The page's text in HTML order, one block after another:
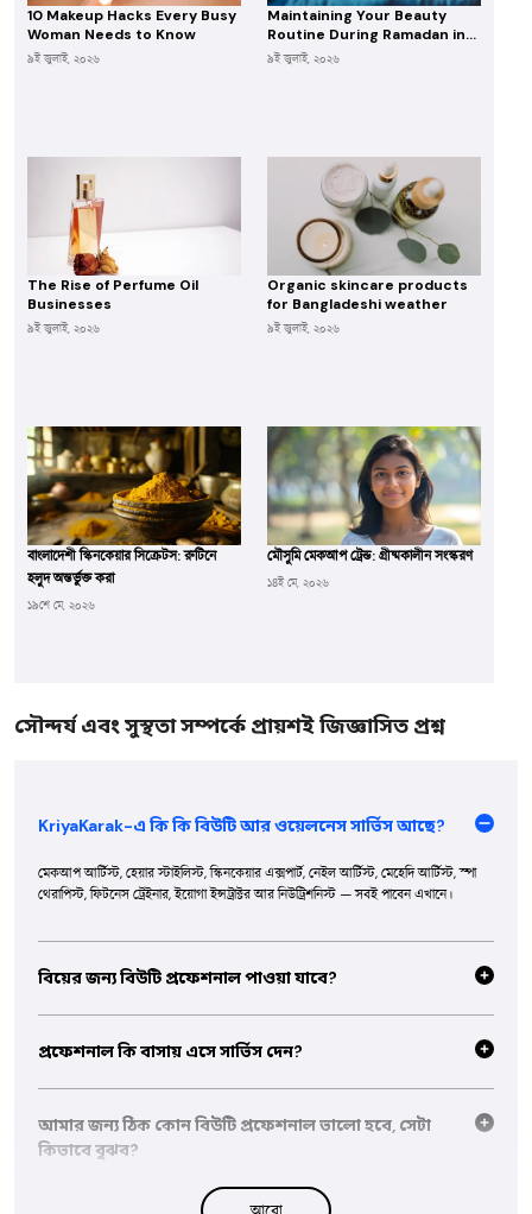
10 Makeup Hacks Every Busy
Woman Needs to Know
৯ই জুলাই, ২০২৬
Maintaining Your Beauty
Routine During Ramadan in
Bangladesh
৯ই জুলাই, ২০২৬
The Rise of Perfume Oil
Businesses
৯ই জুলাই, ২০২৬
Organic skincare products
for Bangladeshi weather
৯ই জুলাই, ২০২৬
বাংলাদেশী স্কিনকেয়ার সিক্রেটস: রুটিনে
হলুদ অন্তর্ভুক্ত করা
১৯শে মে, ২০২৬
মৌসুমি মেকআপ ট্রেন্ড: গ্রীষ্মকালীন সংস্করণ
১৪ই মে, ২০২৬
সৌন্দর্য এবং সুস্থতা সম্পর্কে প্রায়শই জিজ্ঞাসিত প্রশ্ন
KriyaKarak-এ কি কি বিউটি আর ওয়েলনেস সার্ভিস আছে?
মেকআপ আর্টিস্ট, হেয়ার স্টাইলিস্ট, স্কিনকেয়ার এক্সপার্ট, নেইল আর্টিস্ট, মেহেদি আর্টিস্ট, স্পা
থেরাপিস্ট, ফিটনেস ট্রেইনার, ইয়োগা ইন্সট্রাক্টর আর নিউট্রিশনিস্ট — সবই পাবেন এখানে।
বিয়ের জন্য বিউটি প্রফেশনাল পাওয়া যাবে?
এক্সপার্ট। তাদের ব্রাইডাল পোর্টফোলিও দেখে আগেভাগেই বুক করে রাখতে পারবেন।
প্রফেশনাল কি বাসায় এসে সার্ভিস দেন?
বাসায় আসেন, স্টুডিওতে যেতে হবে, নাকি দুটোই অপশন আছে।
আমার জন্য ঠিক কোন বিউটি প্রফেশনাল ভালো হবে, সেটা
কিভাবে বুঝব?
পোর্টফোলিও ঘেঁটে দেখুন, আগের ক্লায়েন্টদের রিভিউ পড়ুন, দাম তুলনা করুন আর তাদের